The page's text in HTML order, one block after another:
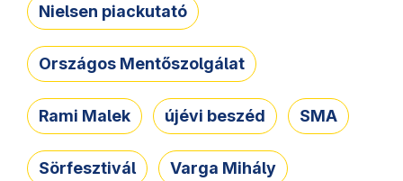
Nielsen piackutató
Országos Mentőszolgálat
Rami Malek újévi beszéd SMA
Sörfesztivál Varga Mihály